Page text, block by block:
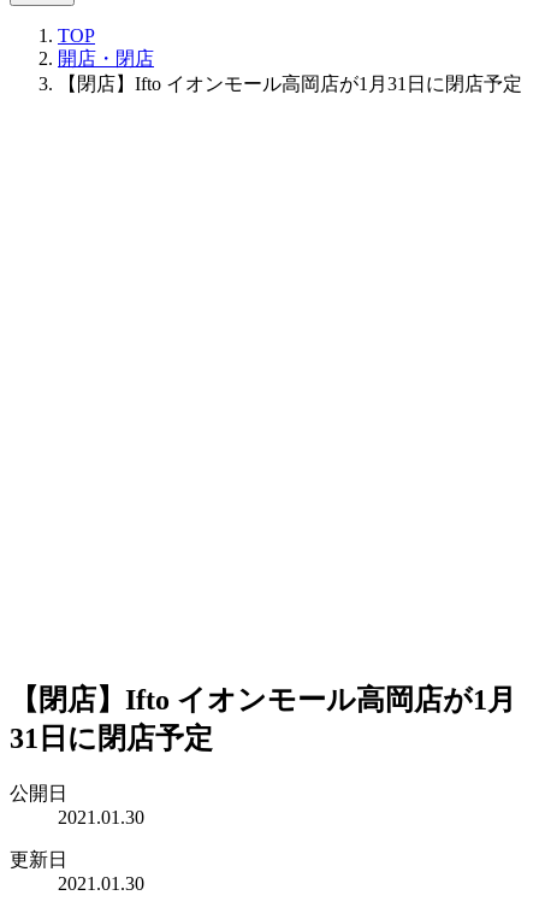
TOP
開店・閉店
【閉店】Ifto イオンモール高岡店が1月31日に閉店予定
【閉店】Ifto イオンモール高岡店が1月
31日に閉店予定
公開日
2021.01.30
更新日
2021.01.30